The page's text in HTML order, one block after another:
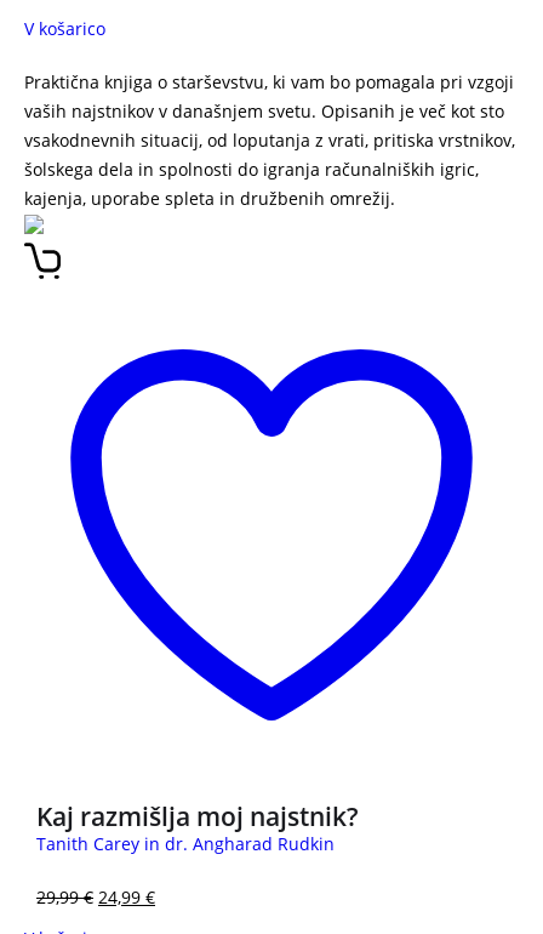
V košarico
Praktična knjiga o starševstvu, ki vam bo pomagala pri vzgoji
vaših najstnikov v današnjem svetu. Opisanih je več kot sto
vsakodnevnih situacij, od loputanja z vrati, pritiska vrstnikov,
šolskega dela in spolnosti do igranja računalniških igric,
kajenja, uporabe spleta in družbenih omrežij.
Kaj razmišlja moj najstnik?
Tanith Carey in dr. Angharad Rudkin
29,99€ 24,99 €